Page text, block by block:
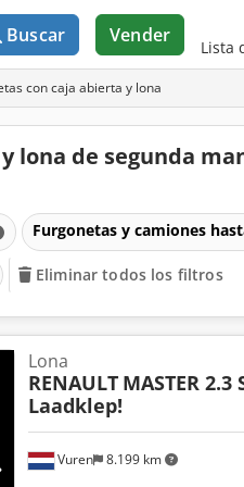
Buscar Vender
Lista
con caja abierta y lona
lona de segunda
Furgonetas y camiones
Eliminar todos los filtros
Vuren 8.199 km
Lona
RENAULT MASTER
Laadklep!